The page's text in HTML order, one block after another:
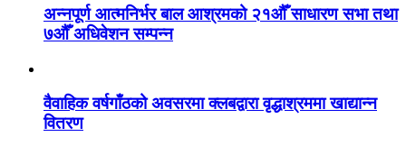
अन्नपूर्ण आत्मनिर्भर बाल आश्रमको २१औँ साधारण सभा तथा
७औँ अधिवेशन सम्पन्न
वैवाहिक वर्षगाँठको अवसरमा क्लबद्वारा वृद्धाश्रममा खाद्यान्न
वितरण